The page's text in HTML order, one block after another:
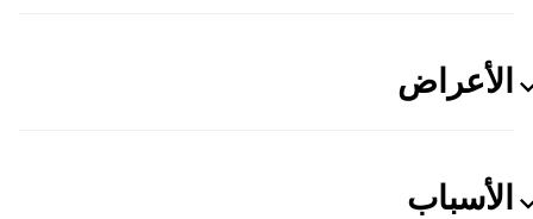
الأعراض
الأسباب